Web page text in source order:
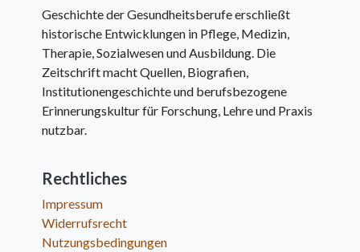
Geschichte der Gesundheitsberufe erschließt
historische Entwicklungen in Pflege, Medizin,
Therapie, Sozialwesen und Ausbildung. Die
Zeitschrift macht Quellen, Biografien,
Institutionengeschichte und berufsbezogene
Erinnerungskultur für Forschung, Lehre und Praxis
nutzbar.
Rechtliches
Impressum
Widerrufsrecht
Nutzungsbedingungen